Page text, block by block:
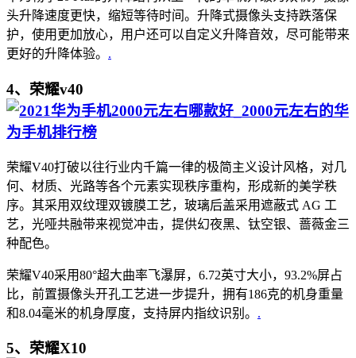
头升降速度更快，缩短等待时间。升降式摄像头支持跌落保
护，使用更加放心，用户还可以自定义升降音效，尽可能带来
更好的升降体验。 .
4、荣耀v40
荣耀V40打破以往行业内千篇一律的极简主义设计风格，对几
何、材质、光路等各个元素实现秩序重构，形成新的美学秩
序。其采用双纹理双镀膜工艺，玻璃后盖采用遮蔽式 AG 工
艺，光哑共融带来视觉冲击，提供幻夜黑、钛空银、蔷薇金三
种配色。
荣耀V40采用80°超大曲率飞瀑屏，6.72英寸大小，93.2%屏占
比，前置摄像头开孔工艺进一步提升，拥有186克的机身重量
和8.04毫米的机身厚度，支持屏内指纹识别。 .
5、荣耀X10